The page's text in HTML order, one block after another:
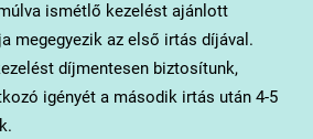
ismétlő kezelést ajánlott
megegyezik az első irtás díjával.
díjmentesen biztosítunk,
igényét a második irtás után 4-5